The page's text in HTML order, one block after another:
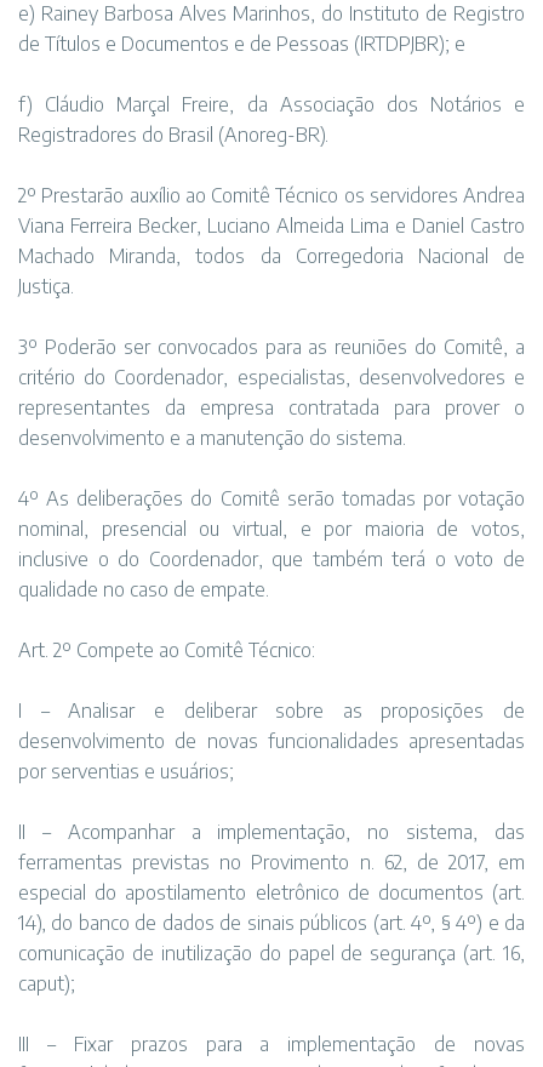
e) Rainey Barbosa Alves Marinhos, do Instituto de Registro
de Títulos e Documentos e de Pessoas (IRTDPJBR); e
f) Cláudio Marçal Freire, da Associação dos Notários e
Registradores do Brasil (Anoreg-BR).
2º Prestarão auxílio ao Comitê Técnico os servidores Andrea
Viana Ferreira Becker, Luciano Almeida Lima e Daniel Castro
Machado Miranda, todos da Corregedoria Nacional de
Justiça.
3º Poderão ser convocados para as reuniões do Comitê, a
critério do Coordenador, especialistas, desenvolvedores e
representantes da empresa contratada para prover o
desenvolvimento e a manutenção do sistema.
4º As deliberações do Comitê serão tomadas por votação
nominal, presencial ou virtual, e por maioria de votos,
inclusive o do Coordenador, que também terá o voto de
qualidade no caso de empate.
Art. 2º Compete ao Comitê Técnico:
I – Analisar e deliberar sobre as proposições de
desenvolvimento de novas funcionalidades apresentadas
por serventias e usuários;
II – Acompanhar a implementação, no sistema, das
ferramentas previstas no Provimento n. 62, de 2017, em
especial do apostilamento eletrônico de documentos (art.
14), do banco de dados de sinais públicos (art. 4º, § 4º) e da
comunicação de inutilização do papel de segurança (art. 16,
caput);
III – Fixar prazos para a implementação de novas